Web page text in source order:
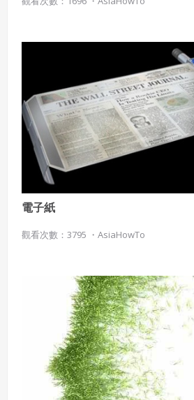
電子紙
觀看次數：3795 ・ AsiaHowTo